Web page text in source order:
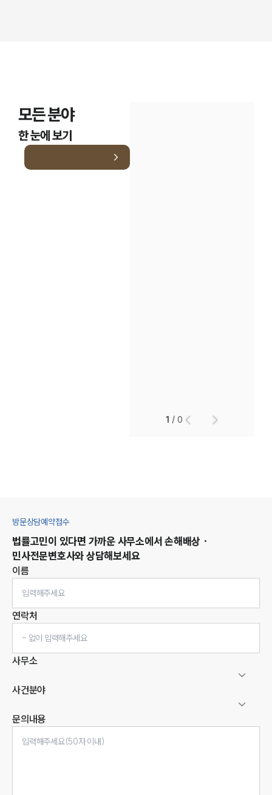
모든 분야
한 눈에 보기
1 /0
방문상담예약접수
법률고민이 있다면 가까운 사무소에서 손해배상 ·
민사전문변호사와 상담해보세요
이름
연락처
사무소
사건분야
문의내용